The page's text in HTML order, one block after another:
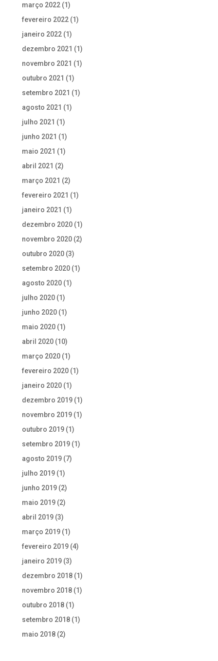
março 2022(1)
fevereiro 2022(1)
janeiro 2022(1)
dezembro 2021 (1)
novembro 2021 (1)
outubro 2021 (1)
setembro 2021 (1)
agosto 2021 (1)
julho 2021 (1)
junho 2021 (1)
maio 2021 (1)
abril 2021 (2)
março 2021 (2)
fevereiro 2021 (1)
janeiro 2021 (1)
dezembro 2020(1)
novembro 2020(2)
outubro 2020(3)
setembro 2020(1)
agosto 2020(1)
julho 2020(1)
junho 2020(1)
maio 2020(1)
abril 2020(10)
março 2020(1)
fevereiro 2020(1)
janeiro 2020(1)
dezembro 2019(1)
novembro 2019(1)
outubro 2019(1)
setembro 2019(1)
agosto 2019(7)
julho 2019(1)
junho 2019(2)
maio 2019(2)
abril 2019(3)
março 2019(1)
fevereiro 2019(4)
janeiro 2019(3)
dezembro 2018(1)
novembro 2018(1)
outubro 2018(1)
setembro 2018(1)
maio 2018(2)